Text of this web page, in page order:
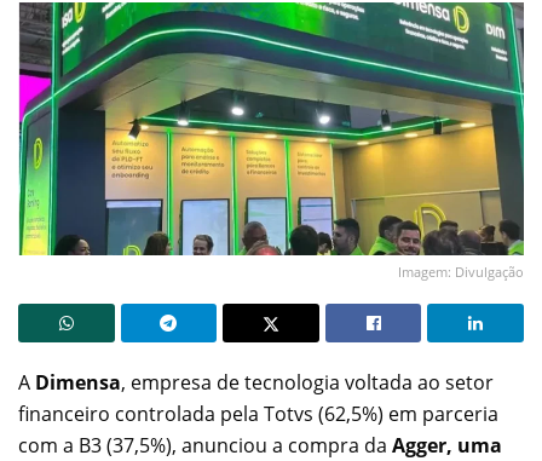
Imagem: Divulgação
A Dimensa, empresa de tecnologia voltada ao setor
financeiro controlada pela Totvs (62,5%) em parceria
com a B3 (37,5%), anunciou a compra da Agger, uma